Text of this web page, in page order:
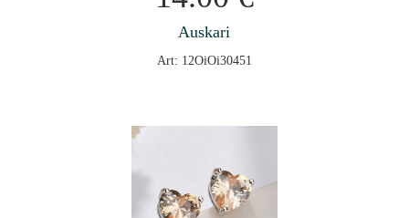
Auskari
Art: 12OiOi30451